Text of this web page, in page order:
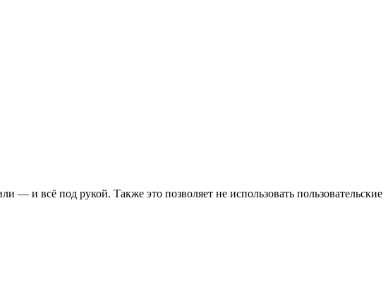
и всё под рукой. Также это позволяет не использовать пользовательские